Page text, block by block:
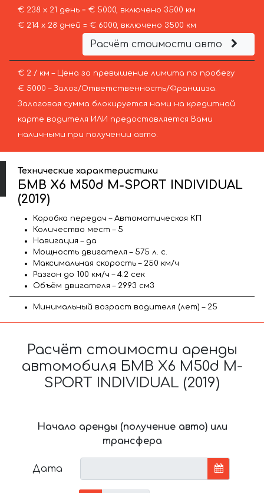
€ 238 х 21 день = € 5000, включено 3500 км
€ 214 х 28 дней = € 6000, включено 3500 км
Расчёт стоимости авто
€ 2 / км – Цена за превышение лимита по пробегу
€ 5000 – Залог/Ответственность/Франшиза.
Залоговая сумма блокируется нами на кредитной
карте водителя ИЛИ предоставляется Вами
наличными при получении авто.
Технические характеристики
БМВ X6 M50d M-SPORT INDIVIDUAL
(2019)
Коробка передач – Автоматическая КП
Количество мест – 5
Навигация – да
Мощность двигателя – 575 л. с.
Максимальная скорость – 250 км/ч
Разгон до 100 км/ч – 4.2 сек
Объём двигателя – 2993 см3
Минимальный возраст водителя (лет) – 25
Расчёт стоимости аренды
автомобиля БМВ X6 M50d M-
SPORT INDIVIDUAL (2019)
Начало аренды (получение авто) или
трансфера
Дата